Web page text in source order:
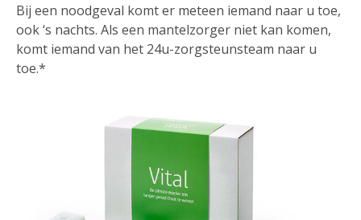
​Bij een noodgeval komt er meteen iemand naar u toe,
ook ‘s nachts. Als een mantelzorger niet kan komen,
komt iemand van het 24u-zorgsteunsteam naar u
toe.*